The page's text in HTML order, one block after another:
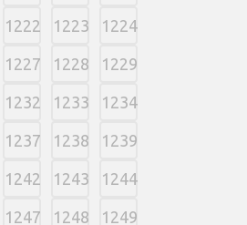
1222 1223 1224
1227 1228 1229
1232 1233 1234
1237 1238 1239
1242 1243 1244
1247 1248 1249